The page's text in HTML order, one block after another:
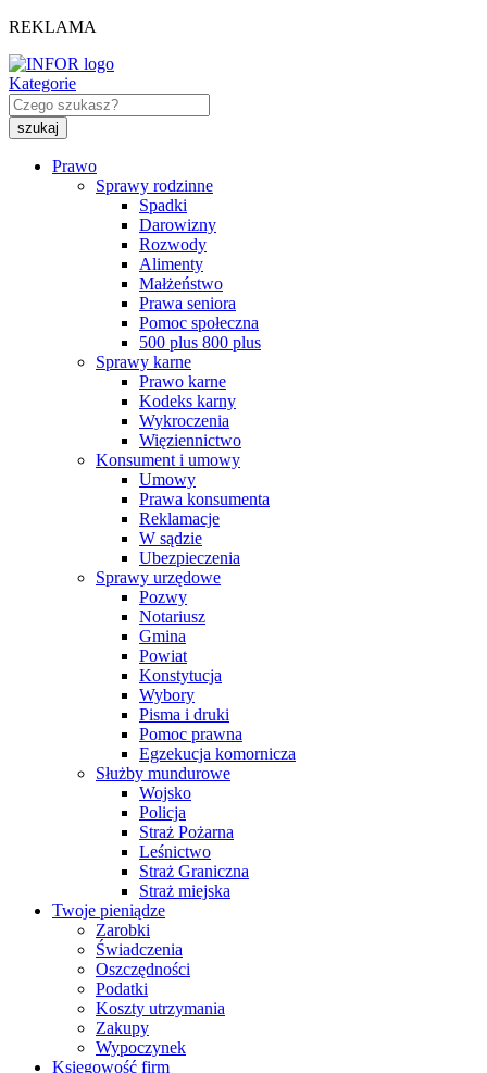
REKLAMA
Kategorie
Prawo
Sprawy rodzinne
Spadki
Darowizny
Rozwody
Alimenty
Małżeństwo
Prawa seniora
Pomoc społeczna
500 plus 800 plus
Sprawy karne
Prawo karne
Kodeks karny
Wykroczenia
Więziennictwo
Konsument i umowy
Umowy
Prawa konsumenta
Reklamacje
W sądzie
Ubezpieczenia
Sprawy urzędowe
Pozwy
Notariusz
Gmina
Powiat
Konstytucja
Wybory
Pisma i druki
Pomoc prawna
Egzekucja komornicza
Służby mundurowe
Wojsko
Policja
Straż Pożarna
Leśnictwo
Straż Graniczna
Straż miejska
Twoje pieniądze
Zarobki
Świadczenia
Oszczędności
Podatki
Koszty utrzymania
Zakupy
Wypoczynek
Księgowość firm